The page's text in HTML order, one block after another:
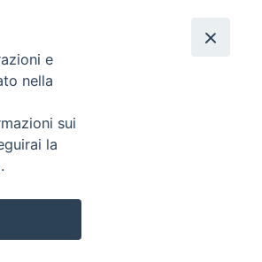
e
nella
sui
la